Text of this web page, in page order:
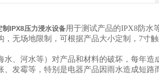
IPX8压力浸水设备用于测试产品的IPX8防水
，无场地限制，可根据产品大小定制，7寸
水、河水等）对产品和材料的破坏，每年
、发霉等，特别是电器产品因雨水造成短